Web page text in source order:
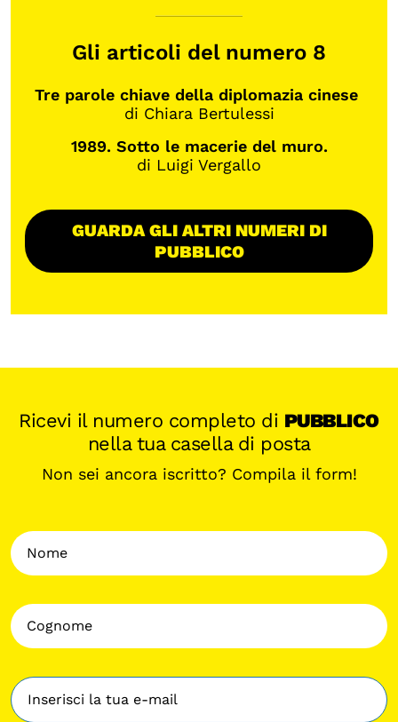
Gli articoli del numero 8
Tre parole chiave della diplomazia cinese
di Chiara Bertulessi
1989. Sotto le macerie del muro.
di Luigi Vergallo
GUARDA GLI ALTRI NUMERI DI
PUBBLICO
Ricevi il numero completo di PUBBLICO
nella tua casella di posta
Non sei ancora iscritto? Compila il form!